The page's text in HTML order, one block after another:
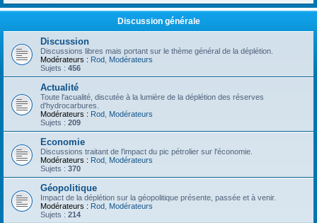
Discussion générale
Discussion
Discussions libres mais portant sur le thème général de la déplétion.
Modérateurs : Rod Modérateurs
Sujets : 456
Actualité
Toute l'acualité, discutée à la lumière de la déplétion des réserves
d'hydrocarbures.
Modérateurs : Rod Modérateurs
Sujets : 209
Economie
Discussions traitant de l'impact du pic pétrolier sur l'économie.
Modérateurs : Rod Modérateurs
Sujets : 370
Géopolitique
Impact de la déplétion sur la géopolitique présente, passée et à venir.
Modérateurs : Rod Modérateurs
Sujets : 214